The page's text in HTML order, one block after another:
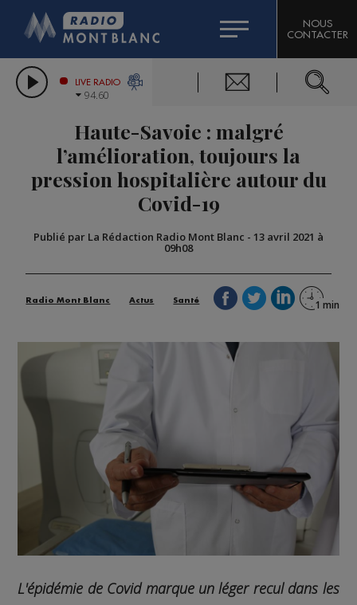
LES CHRONIQUES DE L'EXPERT
CITIZEN MACHINERY
GRAND MASSIF DOMAINES SKIABLES
BIGARD
COMPAGNIE DU MONT-BLANC
NOUS
CONTACTER
LIVE RADIO
94.60
Haute-Savoie : malgré
l’amélioration, toujours la
pression hospitalière autour du
Covid-19
Publié par La Rédaction Radio Mont Blanc - 13 avril 2021 à
09h08
Radio Mont Blanc Actus Santé
L'épidémie de Covid marque un léger recul dans les